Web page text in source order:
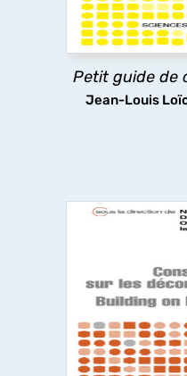
Petit guide de
Jean-Louis
créolophones. Tous
riche
Building
This volume
diversity in
framework,